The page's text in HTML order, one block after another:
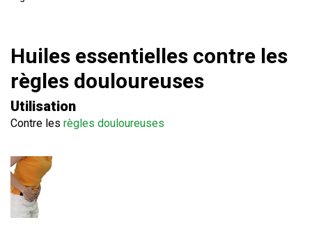
Huiles essentielles contre les
règles douloureuses
Utilisation
Contre les règles douloureuses